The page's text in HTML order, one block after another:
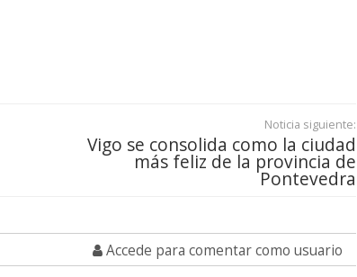
Noticia siguiente:
Vigo se consolida como la ciudad
más feliz de la provincia de
Pontevedra
Accede para comentar como usuario